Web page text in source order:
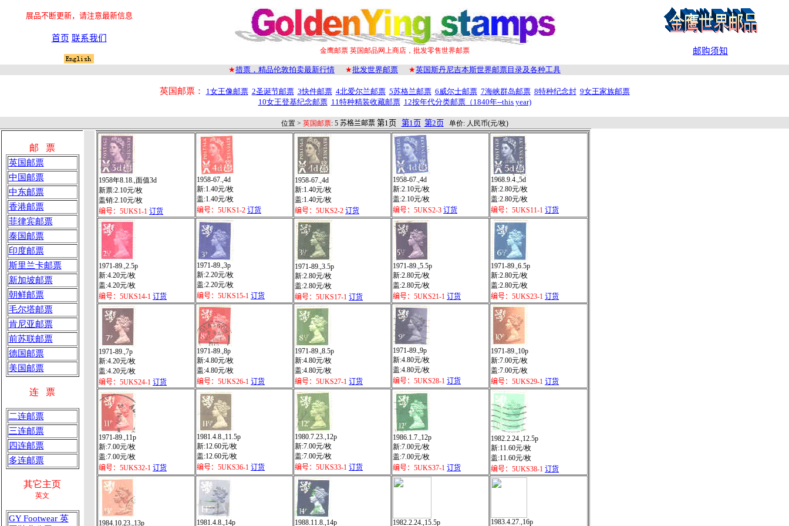
展品不断更新，请注意最新信息
首页 联系我们
金鹰邮票 英国邮品网上商店，批发零售世界邮票 邮购须知
★措票，精品伦敦拍卖最新行情 ★批发世界邮票 ★英国斯丹尼吉本斯世界邮票目录及各种工具
英国邮票： 1女王像邮票 2圣诞节邮票 3快件邮票 4北爱尔兰邮票 5苏格兰邮票 6威尔士邮票 7海峡群岛邮票 8特种纪念封 9女王家族邮票
10女王登基纪念邮票 11特种精装收藏邮票 12按年代分类邮票（1840年--this year)
位置 > 英国邮票: 5 苏格兰邮票第1页 第1页 第2页 单价: 人民币(元/枚)
邮 票
英国邮票
中国邮票
中东邮票
香港邮票
菲律宾邮票
泰国邮票
印度邮票
斯里兰卡邮票
新加坡邮票
朝鲜邮票
毛尔塔邮票
肯尼亚邮票
前苏联邮票
德国邮票
美国邮票
连 票
二连邮票
三连邮票
四连邮票
多连邮票
其它主页
英文
GY Footwear 英
1958年8.18.,面值3d
新票:2.10元/枚
盖销:2.10元/枚
编号：5UKS1-1 订货
1958-67.,4d
新:1.40元/枚
盖:1.40元/枚
编号：5UKS1-2 订货
1958-67.,4d
新:1.40元/枚
盖:1.40元/枚
编号：5UKS2-2 订货
1958-67.,4d
新:2.10元/枚
盖:2.10元/枚
编号：5UKS2-3 订货
1968.9.4.,5d
新:2.80元/枚
盖:2.80元/枚
编号：5UKS11-1 订货
1971-89.,2.5p
新:4.20元/枚
盖:4.20元/枚
编号：5UKS14-1 订货
1971-89.,3p
新:2.20元/枚
盖:2.20元/枚
编号：5UKS15-1 订货
1971-89.,3.5p
新:2.80元/枚
盖:2.80元/枚
编号：5UKS17-1 订货
1971-89.,5.5p
新:2.80元/枚
盖:2.80元/枚
编号：5UKS21-1 订货
1971-89.,6.5p
新:2.80元/枚
盖:2.80元/枚
编号：5UKS23-1 订货
1971-89.,7p
新:4.20元/枚
盖:4.20元/枚
编号：5UKS24-1 订货
1971-89.,8p
新:4.80元/枚
盖:4.80元/枚
编号：5UKS26-1 订货
1971-89.,8.5p
新:4.80元/枚
盖:4.80元/枚
编号：5UKS27-1 订货
1971-89.,9p
新:4.80元/枚
盖:4.80元/枚
编号：5UKS28-1 订货
1971-89.,10p
新:7.00元/枚
盖:7.00元/枚
编号：5UKS29-1 订货
1971-89.,11p
新:7.00元/枚
盖:7.00元/枚
编号：5UKS32-1 订货
1981.4.8.,11.5p
新:12.60元/枚
盖:12.60元/枚
编号：5UKS36-1 订货
1980.7.23.,12p
新:7.00元/枚
盖:7.00元/枚
编号：5UKS33-1 订货
1986.1.7.,12p
新:7.00元/枚
盖:7.00元/枚
编号：5UKS37-1 订货
1982.2.24.,12.5p
新:11.60元/枚
盖:11.60元/枚
编号：5UKS38-1 订货
1984.10.23.,13p 1981.4.8.,14p 1988.11.8.,14p 1982.2.24.,15.5p 1983.4.27.,16p